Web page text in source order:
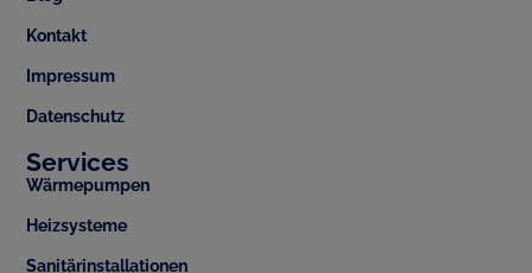
Kontakt
Impressum
Datenschutz
Services
Wärmepumpen
Heizsysteme
Sanitärinstallationen